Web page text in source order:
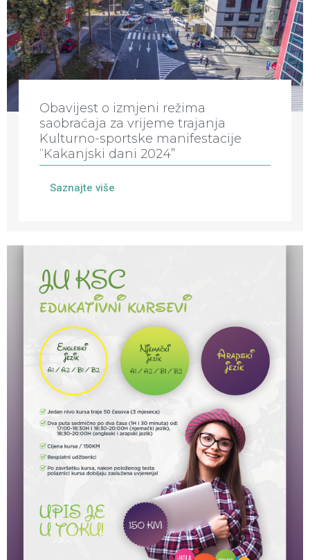
Obavijest o izmjeni režima
saobraćaja za vrijeme trajanja
Kulturno-sportske manifestacije
“Kakanjski dani 2024”
Saznajte više